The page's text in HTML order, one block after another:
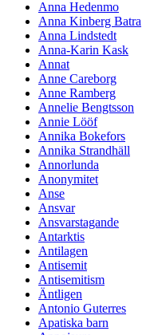
Anna Hedenmo
Anna Kinberg Batra
Anna Lindstedt
Anna-Karin Kask
Annat
Anne Careborg
Anne Ramberg
Annelie Bengtsson
Annie Lööf
Annika Bokefors
Annika Strandhäll
Annorlunda
Anonymitet
Anse
Ansvar
Ansvarstagande
Antarktis
Antilagen
Antisemit
Antisemitism
Äntligen
Antonio Guterres
Apatiska barn